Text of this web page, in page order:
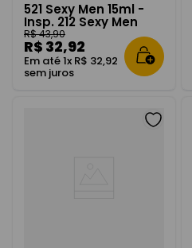
521 Sexy Men 15ml -
Insp. 212 Sexy Men
R$43,90
R$ 32,92
Em até1x R$ 32,92
sem juros